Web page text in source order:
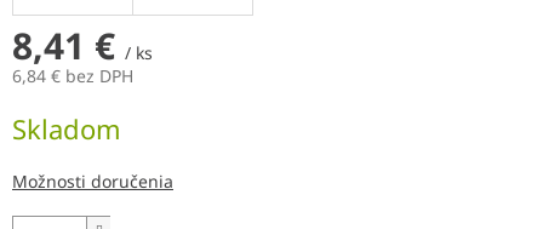
8,41 € / ks
6,84 € bez DPH
cena:
Skladom
Možnosti doručenia